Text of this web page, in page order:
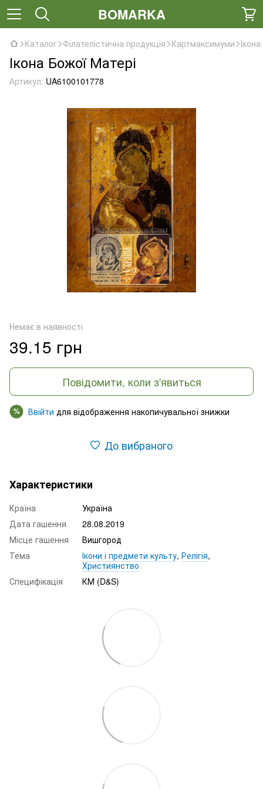
BOMARKA
Каталог Філателістична продукція Картмаксимуми
Ікона Божої Матері
Артикул: UA6100101778
Немає в наявності
39.15 грн
Повідомити, коли з'явиться
% Ввійти для відображення накопичувальної знижки
До вибраного
Характеристики
Країна
Україна
Дата гашення
28.08.2019
Місце гашення
Вишгород
Тема
Ікони і предмети культу, Релігія,
Християнство
Специфікація
КМ (D&S)